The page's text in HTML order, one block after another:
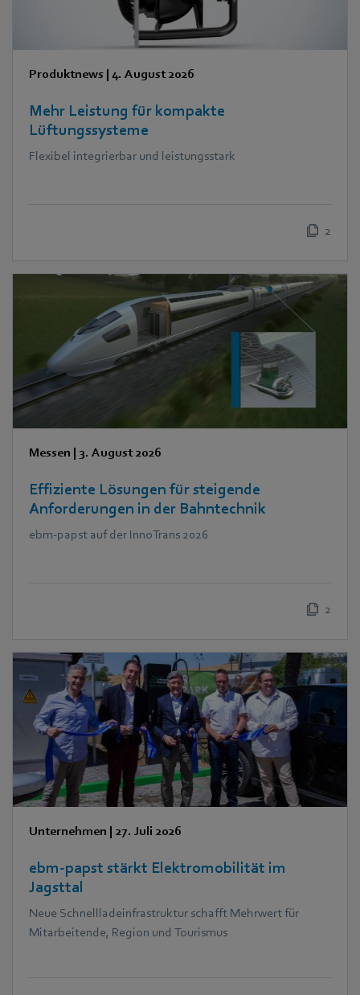
Produktnews | 4. August 2026
Mehr Leistung für kompakte
Lüftungssysteme
Flexibel integrierbar und leistungsstark
2
Messen | 3. August 2026
Effiziente Lösungen für steigende
Anforderungen in der Bahntechnik
ebm‑papst auf der InnoTrans 2026
2
Unternehmen | 27. Juli 2026
ebm‑papst stärkt Elektromobilität im
Jagsttal
Neue Schnellladeinfrastruktur schafft Mehrwert für
Mitarbeitende, Region und Tourismus